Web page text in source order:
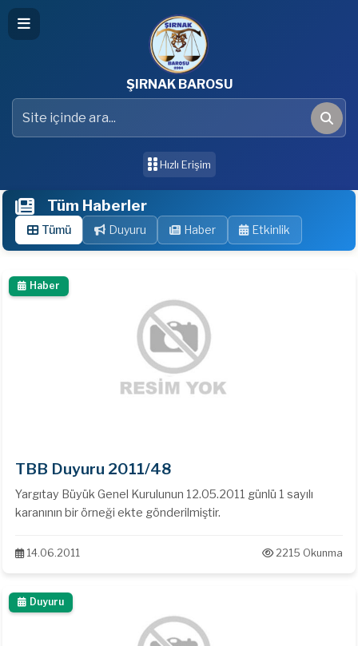
ŞIRNAK BAROSU
Site içinde ara
Ara
Hızlı Erişim
Tüm Haberler
Tümü Duyuru Haber Etkinlik
Haber
TBB Duyuru 2011/48
Yargıtay Büyük Genel Kurulunun 12.05.2011 günlü 1 sayılı
karanının bir örneği ekte gönderilmiştir.
14.06.2011 2215 Okunma
Duyuru